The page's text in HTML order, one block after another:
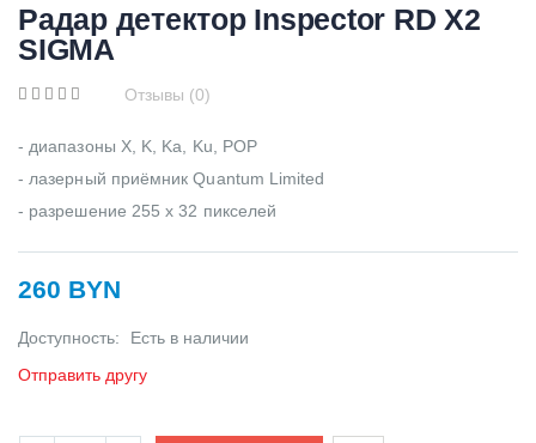
Радар детектор Inspector RD X2
SIGMA
Отзывы (0)
- диапазоны X, K, Ka, Ku, POP
- лазерный приёмник Quantum Limited
- разрешение 255 x 32 пикселей
260 BYN
Доступность:
Есть в наличии
Отправить другу